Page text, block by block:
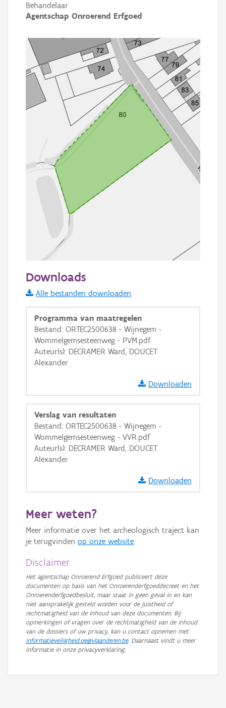
Behandelaar
Agentschap Onroerend Erfgoed
Informatie Vlaanderen
i
+ −
Basis Lagen
OSM-Basiskaart
Ortho
Downloads
Alle bestanden downloaden
Programma van maatregelen
Bestand: ORTEC2500638 - Wijnegem -
Wommelgemsesteenweg - PVM.pdf
Auteur(s): DECRAMER Ward, DOUCET
Alexander
Downloaden
Verslag van resultaten
Bestand: ORTEC2500638 - Wijnegem -
Wommelgemsesteenweg - VVR.pdf
Auteur(s): DECRAMER Ward, DOUCET
Alexander
Downloaden
Meer weten?
Meer informatie over het archeologisch traject kan
je terugvinden op onze website.
Disclaimer
Het agentschap Onroerend Erfgoed publiceert deze
documenten op basis van het Onroerenderfgoeddecreet en het
Onroerenderfgoedbesluit, maar staat in geen geval in en kan
niet aansprakelijk gesteld worden voor de juistheid of
rechtmatigheid van de inhoud van deze documenten. Bij
opmerkingen of vragen over de rechtmatigheid van de inhoud
van de dossiers of uw privacy, kan u contact opnemen met
informatieveiligheid.oe@vlaanderen.be. Daarnaast vindt u meer
informatie in onze privacyverklaring.